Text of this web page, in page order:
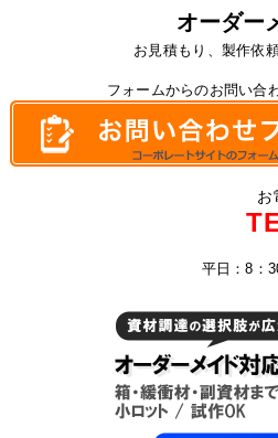
オーダー
お見積もり、製作依
フォームからのお問い合
お
平日：8：